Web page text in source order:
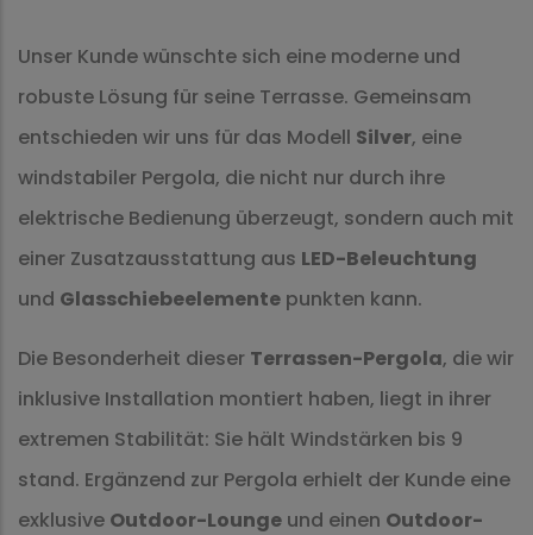
Unser Kunde wünschte sich eine moderne und
robuste Lösung für seine Terrasse. Gemeinsam
entschieden wir uns für das Modell Silver, eine
windstabiler Pergola, die nicht nur durch ihre
elektrische Bedienung überzeugt, sondern auch mit
einer Zusatzausstattung aus LED-Beleuchtung
und Glasschiebeelemente punkten kann.
Die Besonderheit dieser Terrassen-Pergola, die wir
inklusive Installation montiert haben, liegt in ihrer
extremen Stabilität: Sie hält Windstärken bis 9
stand. Ergänzend zur Pergola erhielt der Kunde eine
exklusive Outdoor-Lounge und einen Outdoor-